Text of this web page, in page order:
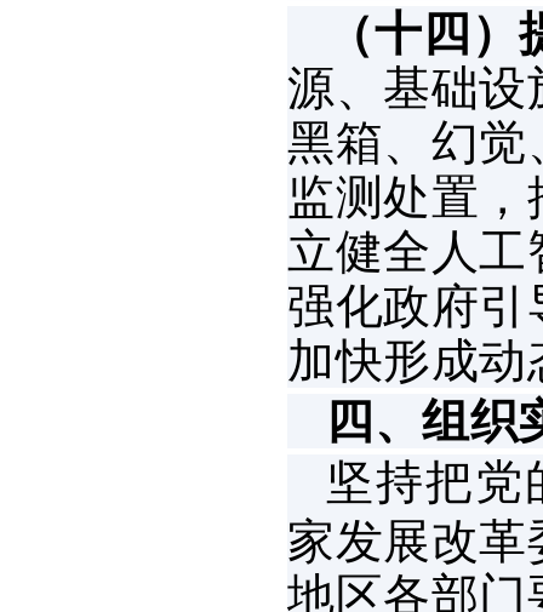
（十四
源、基础设
黑箱、幻觉
监测处置
立健全人
强化政府引
加快形成
四、组织
坚持把党
家发展改
地区各部门